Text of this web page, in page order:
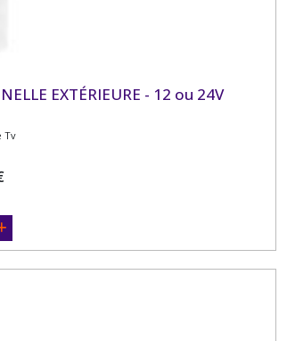
EXTÉRIEURE - 12 ou 24V
Tv